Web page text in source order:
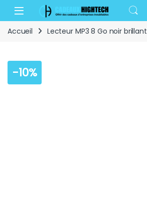
Skip to navigation
Skip to content
Open
Accueil Lecteur MP3 8 Go noir brillant
-10%